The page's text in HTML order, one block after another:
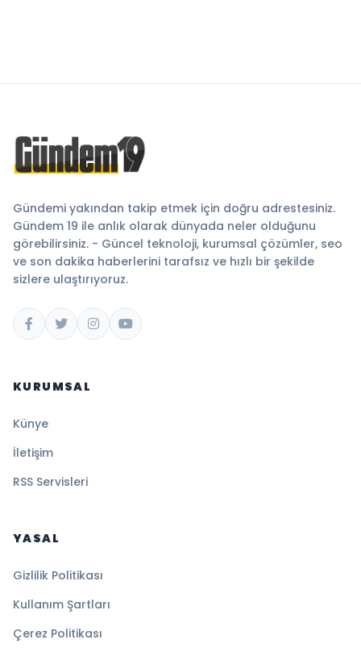
Gündemi yakından takip etmek için doğru adrestesiniz.
Gündem 19 ile anlık olarak dünyada neler olduğunu
görebilirsiniz. - Güncel teknoloji, kurumsal çözümler, seo
ve son dakika haberlerini tarafsız ve hızlı bir şekilde
sizlere ulaştırıyoruz.
KURUMSAL
Künye
İletişim
RSS Servisleri
YASAL
Gizlilik Politikası
Kullanım Şartları
Çerez Politikası